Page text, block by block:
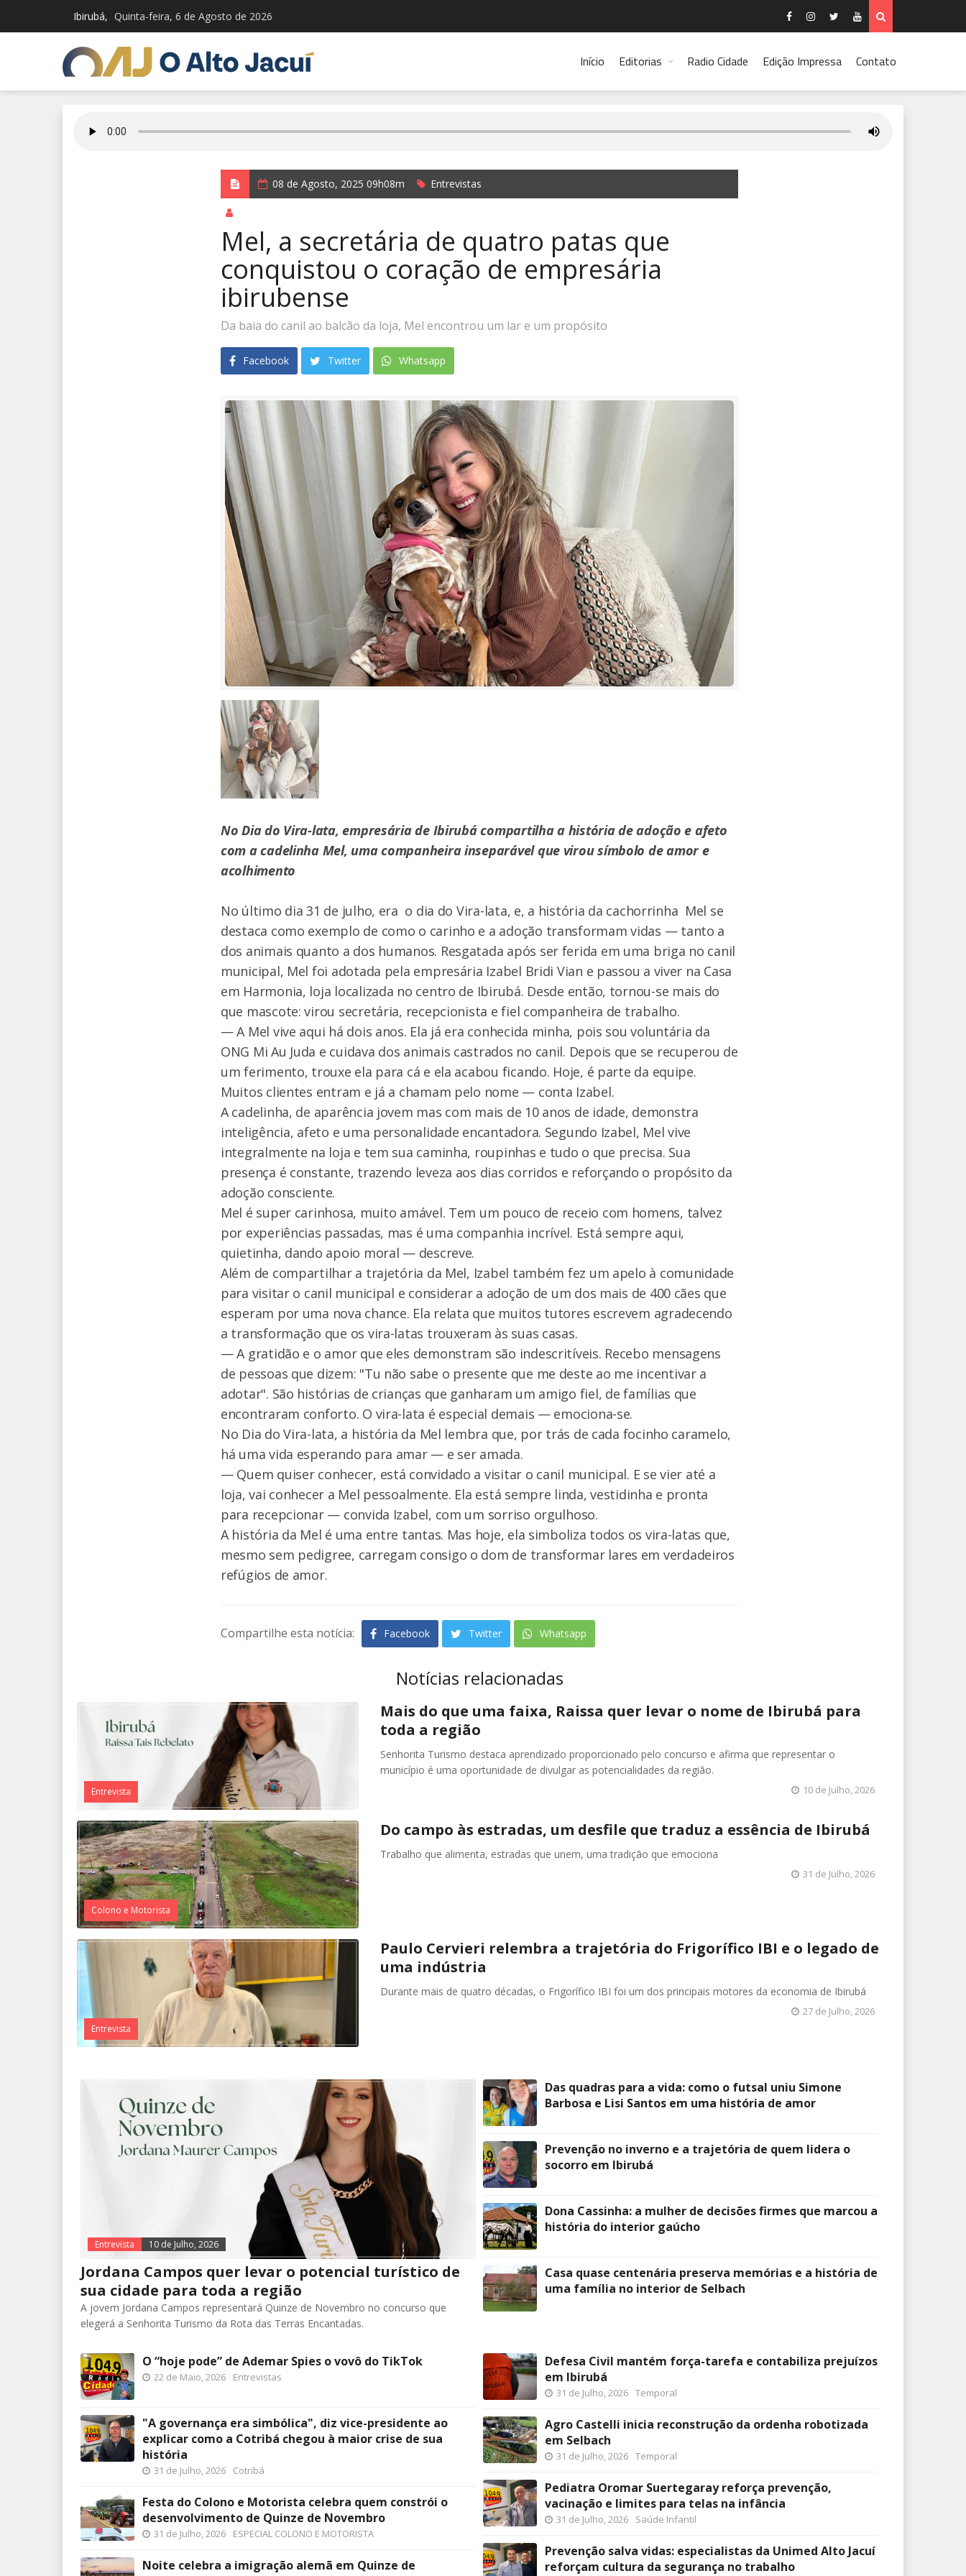
Ibirubá, Quinta-feira, 6 de Agosto de 2026
Início Editorias Radio Cidade Edição Impressa Contato
08 de Agosto, 2025 09h08m Entrevistas
Mel, a secretária de quatro patas que
conquistou o coração de empresária
ibirubense
Da baia do canil ao balcão da loja, Mel encontrou um lar e um propósito
Facebook Twitter Whatsapp
No Dia do Vira-lata, empresária de Ibirubá compartilha a história de adoção e afeto
com a cadelinha Mel, uma companheira inseparável que virou símbolo de amor e
acolhimento
No último dia 31 de julho, era o dia do Vira-lata, e, a história da cachorrinha Mel se
destaca como exemplo de como o carinho e a adoção transformam vidas — tanto a
dos animais quanto a dos humanos. Resgatada após ser ferida em uma briga no canil
municipal, Mel foi adotada pela empresária Izabel Bridi Vian e passou a viver na Casa
em Harmonia, loja localizada no centro de Ibirubá. Desde então, tornou-se mais do
que mascote: virou secretária, recepcionista e fiel companheira de trabalho.
— A Mel vive aqui há dois anos. Ela já era conhecida minha, pois sou voluntária da
ONG Mi Au Juda e cuidava dos animais castrados no canil. Depois que se recuperou de
um ferimento, trouxe ela para cá e ela acabou ficando. Hoje, é parte da equipe.
Muitos clientes entram e já a chamam pelo nome — conta Izabel.
A cadelinha, de aparência jovem mas com mais de 10 anos de idade, demonstra
inteligência, afeto e uma personalidade encantadora. Segundo Izabel, Mel vive
integralmente na loja e tem sua caminha, roupinhas e tudo o que precisa. Sua
presença é constante, trazendo leveza aos dias corridos e reforçando o propósito da
adoção consciente.
Mel é super carinhosa, muito amável. Tem um pouco de receio com homens, talvez
por experiências passadas, mas é uma companhia incrível. Está sempre aqui,
quietinha, dando apoio moral — descreve.
Além de compartilhar a trajetória da Mel, Izabel também fez um apelo à comunidade
para visitar o canil municipal e considerar a adoção de um dos mais de 400 cães que
esperam por uma nova chance. Ela relata que muitos tutores escrevem agradecendo
a transformação que os vira-latas trouxeram às suas casas.
— A gratidão e o amor que eles demonstram são indescritíveis. Recebo mensagens
de pessoas que dizem: "Tu não sabe o presente que me deste ao me incentivar a
adotar". São histórias de crianças que ganharam um amigo fiel, de famílias que
encontraram conforto. O vira-lata é especial demais — emociona-se.
No Dia do Vira-lata, a história da Mel lembra que, por trás de cada focinho caramelo,
há uma vida esperando para amar — e ser amada.
— Quem quiser conhecer, está convidado a visitar o canil municipal. E se vier até a
loja, vai conhecer a Mel pessoalmente. Ela está sempre linda, vestidinha e pronta
para recepcionar — convida Izabel, com um sorriso orgulhoso.
A história da Mel é uma entre tantas. Mas hoje, ela simboliza todos os vira-latas que,
mesmo sem pedigree, carregam consigo o dom de transformar lares em verdadeiros
refúgios de amor.
Compartilhe esta notícia: Facebook Twitter Whatsapp
Notícias relacionadas
Entrevista
Mais do que uma faixa, Raissa quer levar o nome de Ibirubá para
toda a região
Senhorita Turismo destaca aprendizado proporcionado pelo concurso e afirma que representar o
município é uma oportunidade de divulgar as potencialidades da região.
10 de Julho, 2026
Colono e Motorista
Do campo às estradas, um desfile que traduz a essência de Ibirubá
Trabalho que alimenta, estradas que unem, uma tradição que emociona
31 de Julho, 2026
Entrevista
Paulo Cervieri relembra a trajetória do Frigorífico IBI e o legado de
uma indústria
Durante mais de quatro décadas, o Frigorífico IBI foi um dos principais motores da economia de Ibirubá
27 de Julho, 2026
Entrevista 10 de Julho, 2026
Jordana Campos quer levar o potencial turístico de
sua cidade para toda a região
A jovem Jordana Campos representará Quinze de Novembro no concurso que
elegerá a Senhorita Turismo da Rota das Terras Encantadas.
Das quadras para a vida: como o futsal uniu Simone
Barbosa e Lisi Santos em uma história de amor
Prevenção no inverno e a trajetória de quem lidera o
socorro em Ibirubá
Dona Cassinha: a mulher de decisões firmes que marcou a
história do interior gaúcho
Casa quase centenária preserva memórias e a história de
uma família no interior de Selbach
O “hoje pode” de Ademar Spies o vovô do TikTok
22 de Maio, 2026 Entrevistas
"A governança era simbólica", diz vice-presidente ao
explicar como a Cotribá chegou à maior crise de sua
história
31 de Julho, 2026 Cotribá
Festa do Colono e Motorista celebra quem constrói o
desenvolvimento de Quinze de Novembro
31 de Julho, 2026 ESPECIAL COLONO E MOTORISTA
Noite celebra a imigração alemã em Quinze de
Defesa Civil mantém força-tarefa e contabiliza prejuízos
em Ibirubá
31 de Julho, 2026 Temporal
Agro Castelli inicia reconstrução da ordenha robotizada
em Selbach
31 de Julho, 2026 Temporal
Pediatra Oromar Suertegaray reforça prevenção,
vacinação e limites para telas na infância
31 de Julho, 2026 Saúde Infantil
Prevenção salva vidas: especialistas da Unimed Alto Jacuí
reforçam cultura da segurança no trabalho